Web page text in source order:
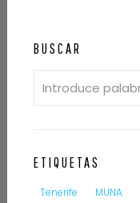
BUSCAR
ETIQUETAS
Tenerife MUNA